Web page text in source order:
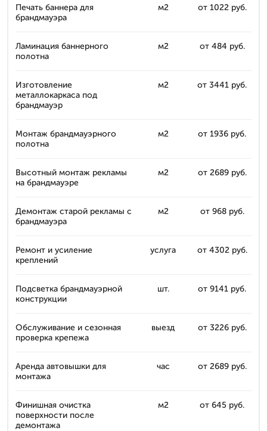
Печать баннера для
брандмауэра
м2 от 1022 руб.
Ламинация баннерного
полотна
м2 от 484 руб.
Изготовление
металлокаркаса под
брандмауэр
м2 от 3441 руб.
Монтаж брандмауэрного
полотна
м2 от 1936 руб.
Высотный монтаж рекламы
на брандмауэре
м2 от 2689 руб.
Демонтаж старой рекламы с
брандмауэра
м2 от 968 руб.
Ремонт и усиление
креплений
услуга от 4302 руб.
Подсветка брандмауэрной
конструкции
шт. от 9141 руб.
Обслуживание и сезонная
проверка крепежа
выезд от 3226 руб.
Аренда автовышки для
монтажа
час от 2689 руб.
Финишная очистка
поверхности после
демонтажа
м2 от 645 руб.